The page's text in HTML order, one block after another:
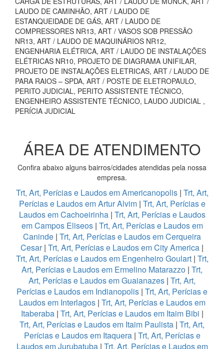
LAUDO DE CAMINHÃO, ART / LAUDO DE
ESTANQUEIDADE DE GÁS, ART / LAUDO DE
COMPRESSORES NR13, ART / VASOS SOB PRESSÃO
NR13, ART / LAUDO DE MAQUINÁRIOS NR12,
ENGENHARIA ELÉTRICA, ART / LAUDO DE INSTALAÇÕES
ELÉTRICAS NR10, PROJETO DE DIAGRAMA UNIFILAR,
PROJETO DE INSTALAÇÕES ELETRICAS, ART / LAUDO DE
PARA RAIOS – SPDA, ART / POSTE DE ELETROPAULO,
PERITO JUDICIAL, PERITO ASSISTENTE TÉCNICO,
ENGENHEIRO ASSISTENTE TÉCNICO, LAUDO JUDICIAL ,
PERÍCIA JUDICIAL
ÁREA DE ATENDIMENTO
Confira abaixo alguns bairros/cidades atendidas pela nossa
empresa.
Trt, Art, Perícias e Laudos em Americanopolis | Trt, Art,
Perícias e Laudos em Artur Alvim | Trt, Art, Perícias e
Laudos em Cachoeirinha| Trt, Art, Perícias e Laudos
em Campos Eliseos | Trt, Art, Perícias e Laudos em
Caninde | Trt, Art, Perícias e Laudos em Cerqueira
Cesar| Trt, Art, Perícias e Laudos em City America |
Trt, Art, Perícias e Laudos em Engenheiro Goulart | Trt,
Art, Perícias e Laudos em Ermelino Matarazzo | Trt,
Art, Perícias e Laudos em Guaianazes | Trt, Art,
Perícias e Laudos em Indianopolis | Trt, Art, Perícias e
Laudos em Interlagos| Trt, Art, Perícias e Laudos em
Itaberaba| Trt, Art, Perícias e Laudos em Itaim Bibi |
Trt, Art, Perícias e Laudos em Itaim Paulista | Trt, Art,
Perícias e Laudos em Itaquera| Trt, Art, Perícias e
Laudos em Jurubatuba| Trt, Art, Perícias e Laudos em